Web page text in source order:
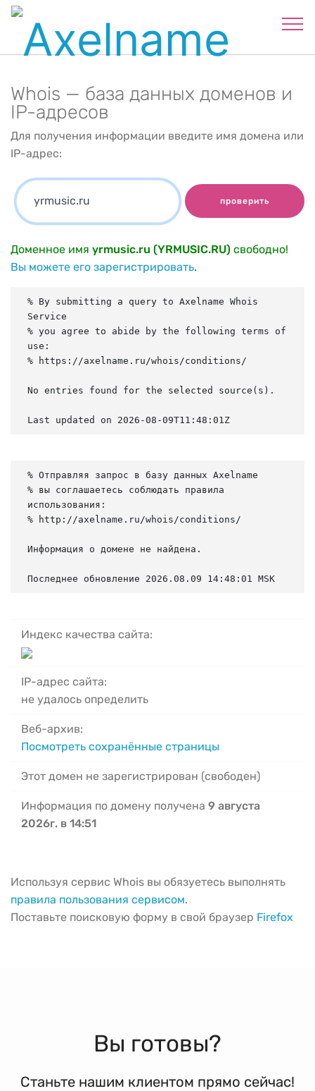
Whois — база данных доменов и
IP-адресов
Для получения информации введите имя домена или
IP-адрес:
проверить
Доменное имя yrmusic.ru (YRMUSIC.RU) свободно!
Вы можете его зарегистрировать.
% By submitting a query to Axelname Whois
Service
% you agree to abide by the following terms of
use:
% https://axelname.ru/whois/conditions/
No entries found for the selected source(s).
Last updated on 2026-08-09T11:48:01Z
% Отправляя запрос в базу данных Axelname
% вы соглашаетесь соблюдать правила
использования:
% http://axelname.ru/whois/conditions/
Информация о домене не найдена.
Последнее обновление 2026.08.09 14:48:01 MSK
Индекс качества сайта:
IP-адрес сайта:
не удалось определить
Веб-архив:
Посмотреть сохранённые страницы
Этот домен не зарегистрирован (свободен)
Информация по домену получена 9 августа
2026г. в 14:51
Используя сервис Whois вы обязуетесь выполнять
правила пользования сервисом.
Поставьте поисковую форму в свой браузер Firefox
Вы готовы?
Станьте нашим клиентом прямо сейчас!